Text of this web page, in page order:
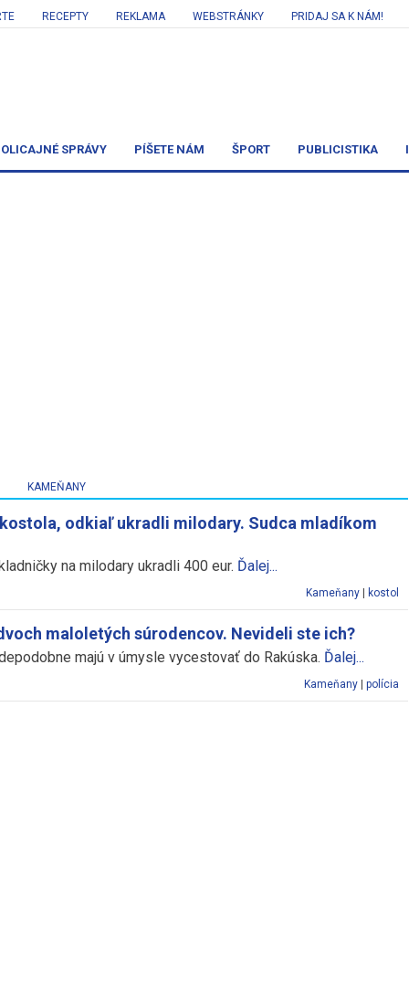
RECEPTY REKLAMA WEBSTRÁNKY PRIDAJ SA K NÁM!
SPRÁVY PÍŠETE NÁM ŠPORT PUBLICISTIKA
KAMEŇANY
odkiaľ ukradli milodary. Sudca mladíkom
na milodary ukradli 400 eur. Ďalej...
Kameňany kostol
maloletých súrodencov. Nevideli ste ich?
majú v úmysle vycestovať do Rakúska. Ďalej...
Kameňany |polícia